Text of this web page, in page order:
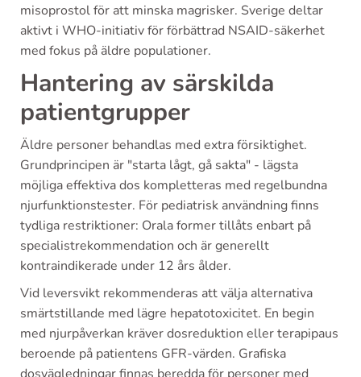
misoprostol för att minska magrisker. Sverige deltar
aktivt i WHO-initiativ för förbättrad NSAID-säkerhet
med fokus på äldre populationer.
Hantering av särskilda
patientgrupper
Äldre personer behandlas med extra försiktighet.
Grundprincipen är "starta lågt, gå sakta" - lägsta
möjliga effektiva dos kompletteras med regelbundna
njurfunktionstester. För pediatrisk användning finns
tydliga restriktioner: Orala former tillåts enbart på
specialistrekommendation och är generellt
kontraindikerade under 12 års ålder.
Vid leversvikt rekommenderas att välja alternativa
smärtstillande med lägre hepatotoxicitet. En begin
med njurpåverkan kräver dosreduktion eller terapipaus
beroende på patientens GFR-värden. Grafiska